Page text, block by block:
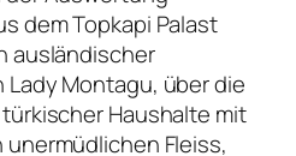
dem Topkapi Palast
ausländischer
Lady Montagu, über die
Haushalte mit
Fleiss,